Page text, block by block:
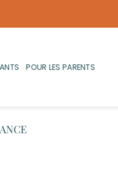
POUR LES PARENTS